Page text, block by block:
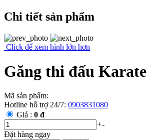
Chi tiết sản phẩm
Click để xem hình lớn hơn
Găng thi đấu Karate
Mã sản phẩm:
Hotline hỗ trợ 24/7: 0903831080
Giá : 0 đ
+-
Đặt hàng ngay